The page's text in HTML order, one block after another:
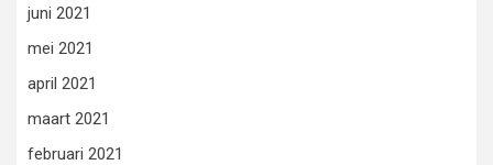
juni 2021
mei 2021
april 2021
maart 2021
februari 2021